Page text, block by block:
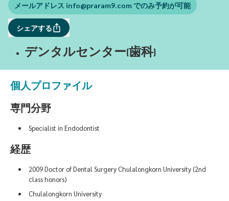
メールアドレス info@praram9.comでのみ予約が可能
シェアする
デンタルセンター(歯科)
個人プロファイル
専門分野
Specialist in Endodontist
経歴
2009 Doctor of Dental Surgery Chulalongkorn University (2nd
class honors)
Chulalongkorn University